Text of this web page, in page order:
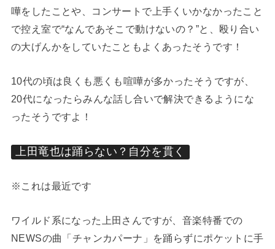
嘩をしたことや、コンサートで上手くいかなかったこと
で控え室で“なんであそこで動けないの？”と、殴り合い
の大げんかをしていたこともよくあったそうです！
10代の頃は良くも悪くも喧嘩が多かったそうですが、
20代になったらみんな話し合いで解決できるようにな
ったそうですよ！
上田竜也は踊らない？自分を貫く
※これは最近です
ワイルド系になった上田さんですが、音楽特番での
NEWSの曲「チャンカパーナ」を踊らずにポケットに手